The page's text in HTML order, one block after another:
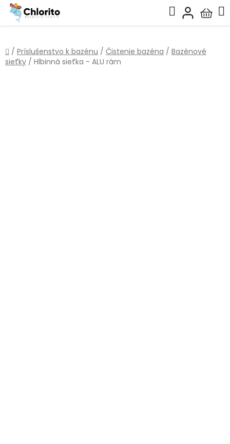
Prejsť
obsah
Hľadať
košík
Domov
/ Príslušenstvo k bazénu / Čistenie bazéna / Bazénové
sieťky / Hlbinná sieťka - ALU rám